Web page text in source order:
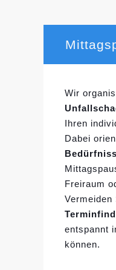
Wir
Ihren
Dabei
Freiraum
entspannt
können.